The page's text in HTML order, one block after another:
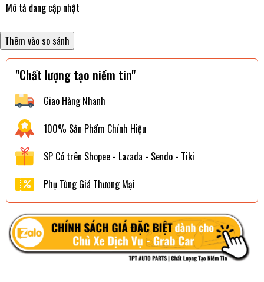
Mô tả đang cập nhật
"Chất lượng tạo niềm tin"
Giao Hàng Nhanh
100% Sản Phẩm Chính Hiệu
SP Có trên Shopee - Lazada - Sendo - Tiki
Phụ Tùng Giá Thương Mại